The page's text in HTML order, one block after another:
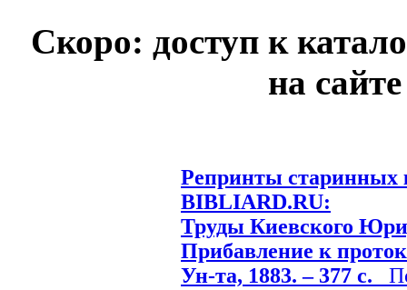
Скоро: доступ к
на
Репринты старинных
BIBLIARD.RU:
Труды Киевского
Прибавление к
Ун-та, 1883. – 377 с.